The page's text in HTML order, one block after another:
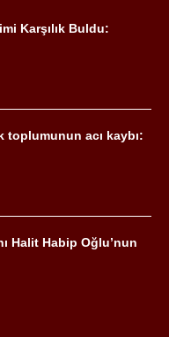
Karşılık Buldu:
toplumunun acı kaybı:
Halit Habip Oğlu’nun